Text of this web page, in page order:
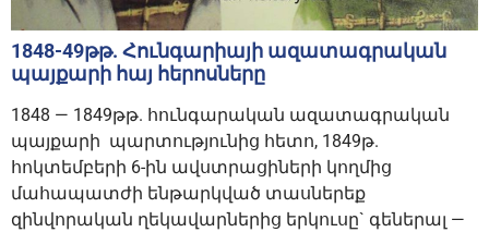
1848-49թթ. Հունգարիայի ազատագրական
պայքարի հայ հերոսները
1848 — 1849թթ. հունգարական ազատագրական
պայքարի պարտությունից հետո, 1849թ.
հոկտեմբերի 6-ին ավստրացիների կողմից
մահապատժի ենթարկված տասներեք
զինվորական ղեկավարներից երկուսը` գեներալ —